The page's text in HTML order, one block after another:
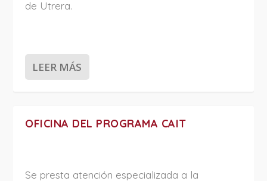
de Utrera.
LEER MÁS
OFICINA DEL PROGRAMA CAIT
Se presta atención especializada a la